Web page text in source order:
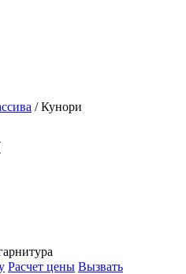
/ Кунори
Расчет цены Вызвать